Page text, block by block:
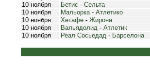
10 ноября
Бетис - Сельта
10 ноября
Мальорка- Атлетико
10 ноября
Хетафе - Жирона
10 ноября
Вальядолид - Атлетик
10 ноября
Реал Сосьедад - Барселона